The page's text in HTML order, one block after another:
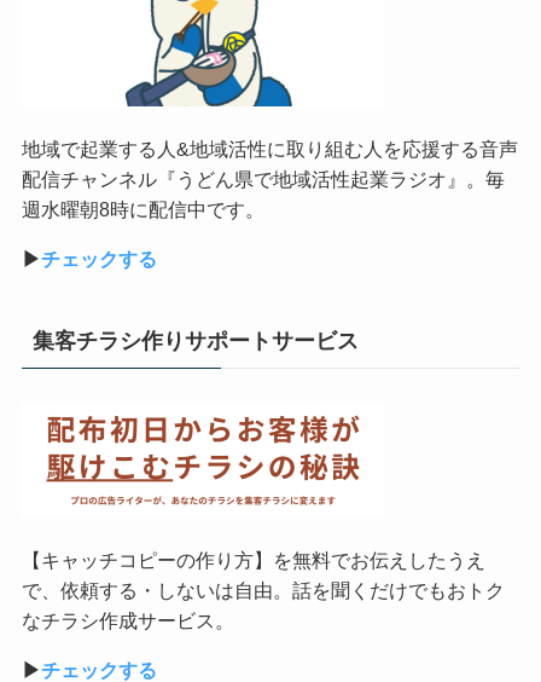
地域で起業する人&地域活性に取り組む人を応援する音声
配信チャンネル『うどん県で地域活性起業ラジオ』。毎
週水曜朝8時に配信中です。
▶︎チェックする
集客チラシ作りサポートサービス
【キャッチコピーの作り方】を無料でお伝えしたうえ
で、依頼する・しないは自由。話を聞くだけでもおトク
なチラシ作成サービス。
▶︎チェックする